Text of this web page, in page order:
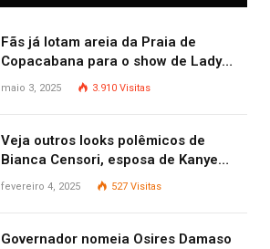
Fãs já lotam areia da Praia de
Copacabana para o show de Lady
Gaga
maio 3, 2025 3.910 Visitas
Veja outros looks polêmicos de
Bianca Censori, esposa de Kanye
West que apareceu nua no Grammy
fevereiro 4, 2025 527 Visitas
Governador nomeia Osires Damaso